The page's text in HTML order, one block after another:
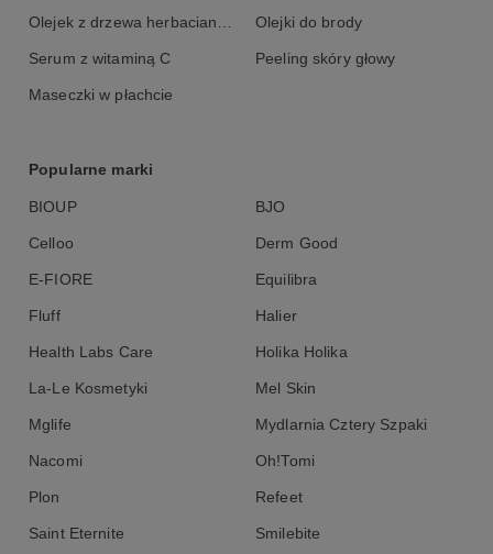
Olejek z drzewa herbacianego Olejki do brody
Serum z witaminą C Peeling skóry głowy
Maseczki w płachcie
Popularne marki
BIOUP BJO
Celloo Derm Good
E-FIORE Equilibra
Fluff Halier
Health Labs Care Holika Holika
La-Le Kosmetyki Mel Skin
Mglife Mydlarnia Cztery Szpaki
Nacomi Oh!Tomi
Plon Refeet
Saint Eternite Smilebite